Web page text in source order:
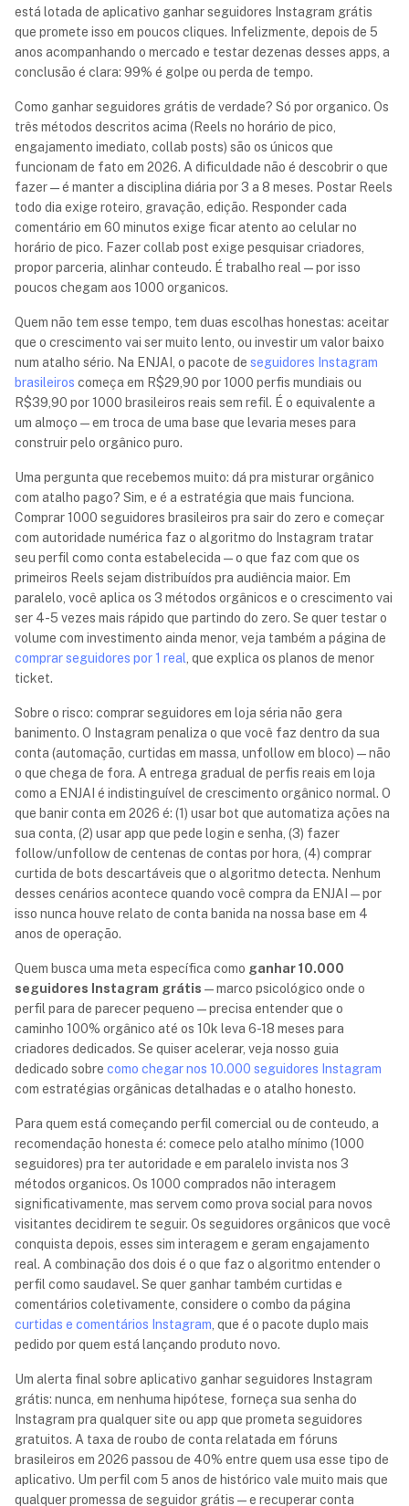
está lotada de aplicativo ganhar seguidores Instagram grátis
que promete isso em poucos cliques. Infelizmente, depois de 5
anos acompanhando o mercado e testar dezenas desses apps, a
conclusão é clara: 99% é golpe ou perda de tempo.
Como ganhar seguidores grátis de verdade? Só por organico. Os
três métodos descritos acima (Reels no horário de pico,
engajamento imediato, collab posts) são os únicos que
funcionam de fato em 2026. A dificuldade não é descobrir o que
fazer — é manter a disciplina diária por 3 a 8 meses. Postar Reels
todo dia exige roteiro, gravação, edição. Responder cada
comentário em 60 minutos exige ficar atento ao celular no
horário de pico. Fazer collab post exige pesquisar criadores,
propor parceria, alinhar conteudo. É trabalho real — por isso
poucos chegam aos 1000 organicos.
Quem não tem esse tempo, tem duas escolhas honestas: aceitar
que o crescimento vai ser muito lento, ou investir um valor baixo
num atalho sério. Na ENJAI, o pacote de seguidores Instagram
brasileiros começa em R$29,90 por 1000 perfis mundiais ou
R$39,90 por 1000 brasileiros reais sem refil. É o equivalente a
um almoço — em troca de uma base que levaria meses para
construir pelo orgânico puro.
Uma pergunta que recebemos muito: dá pra misturar orgânico
com atalho pago? Sim, e é a estratégia que mais funciona.
Comprar 1000 seguidores brasileiros pra sair do zero e começar
com autoridade numérica faz o algoritmo do Instagram tratar
seu perfil como conta estabelecida — o que faz com que os
primeiros Reels sejam distribuídos pra audiência maior. Em
paralelo, você aplica os 3 métodos orgânicos e o crescimento vai
ser 4-5 vezes mais rápido que partindo do zero. Se quer testar o
volume com investimento ainda menor, veja também a página de
comprar seguidores por 1 real , que explica os planos de menor
ticket.
Sobre o risco: comprar seguidores em loja séria não gera
banimento. O Instagram penaliza o que você faz dentro da sua
conta (automação, curtidas em massa, unfollow em bloco) — não
o que chega de fora. A entrega gradual de perfis reais em loja
como a ENJAI é indistinguível de crescimento orgânico normal. O
que banir conta em 2026 é: (1) usar bot que automatiza ações na
sua conta, (2) usar app que pede login e senha, (3) fazer
follow/unfollow de centenas de contas por hora, (4) comprar
curtida de bots descartáveis que o algoritmo detecta. Nenhum
desses cenários acontece quando você compra da ENJAI — por
isso nunca houve relato de conta banida na nossa base em 4
anos de operação.
Quem busca uma meta específica como ganhar 10.000
seguidores Instagram grátis — marco psicológico onde o
perfil para de parecer pequeno — precisa entender que o
caminho 100% orgânico até os 10k leva 6-18 meses para
criadores dedicados. Se quiser acelerar, veja nosso guia
dedicado sobre como chegar nos 10.000 seguidores Instagram
com estratégias orgânicas detalhadas e o atalho honesto.
Para quem está começando perfil comercial ou de conteudo, a
recomendação honesta é: comece pelo atalho mínimo (1000
seguidores) pra ter autoridade e em paralelo invista nos 3
métodos organicos. Os 1000 comprados não interagem
significativamente, mas servem como prova social para novos
visitantes decidirem te seguir. Os seguidores orgânicos que você
conquista depois, esses sim interagem e geram engajamento
real. A combinação dos dois é o que faz o algoritmo entender o
perfil como saudavel. Se quer ganhar também curtidas e
comentários coletivamente, considere o combo da página
curtidas e comentários Instagram , que é o pacote duplo mais
pedido por quem está lançando produto novo.
Um alerta final sobre aplicativo ganhar seguidores Instagram
grátis: nunca, em nenhuma hipótese, forneça sua senha do
Instagram pra qualquer site ou app que prometa seguidores
gratuitos. A taxa de roubo de conta relatada em fóruns
brasileiros em 2026 passou de 40% entre quem usa esse tipo de
aplicativo. Um perfil com 5 anos de histórico vale muito mais que
qualquer promessa de seguidor grátis — e recuperar conta